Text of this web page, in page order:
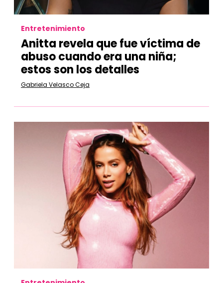
Entretenimiento
Anitta revela que fue víctima de
abuso cuando era una niña;
estos son los detalles
Gabriela Velasco Ceja